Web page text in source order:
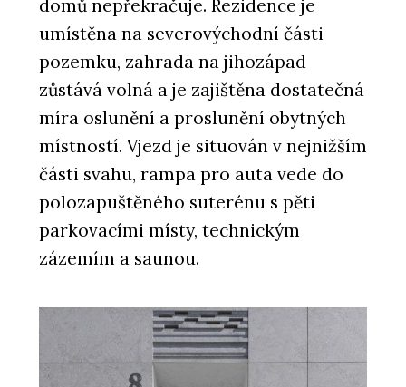
domů nepřekračuje. Rezidence je
umístěna na severovýchodní části
pozemku, zahrada na jihozápad
zůstává volná a je zajištěna dostatečná
míra oslunění a proslunění obytných
místností. Vjezd je situován v nejnižším
části svahu, rampa pro auta vede do
polozapuštěného suterénu s pěti
parkovacími místy, technickým
zázemím a saunou.